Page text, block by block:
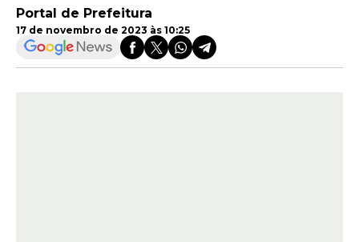
Portal de Prefeitura
17 de novembro de 2023 às 10:25